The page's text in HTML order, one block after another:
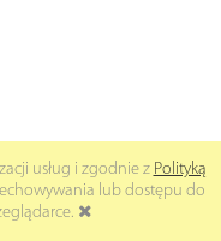
usług i zgodnie z Polityką
lub dostępu do